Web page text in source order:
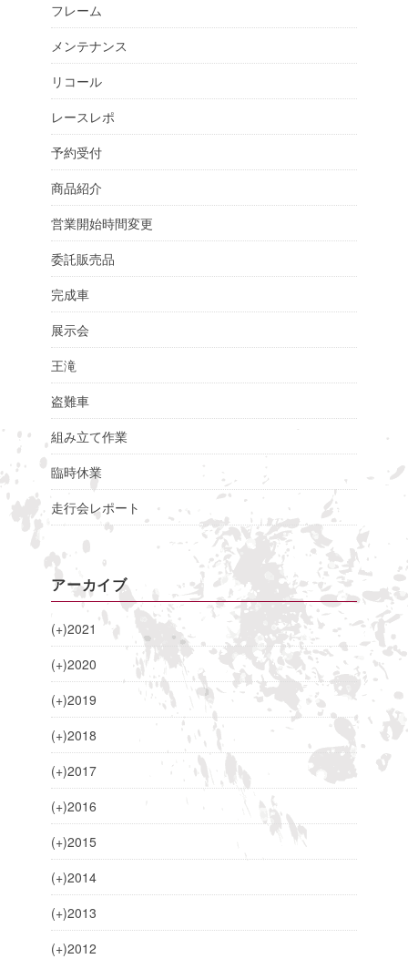
フレーム
メンテナンス
リコール
レースレポ
予約受付
商品紹介
営業開始時間変更
委託販売品
完成車
展示会
王滝
盗難車
組み立て作業
臨時休業
走行会レポート
アーカイブ
(+)2021
(+)2020
(+)2019
(+)2018
(+)2017
(+)2016
(+)2015
(+)2014
(+)2013
(+)2012